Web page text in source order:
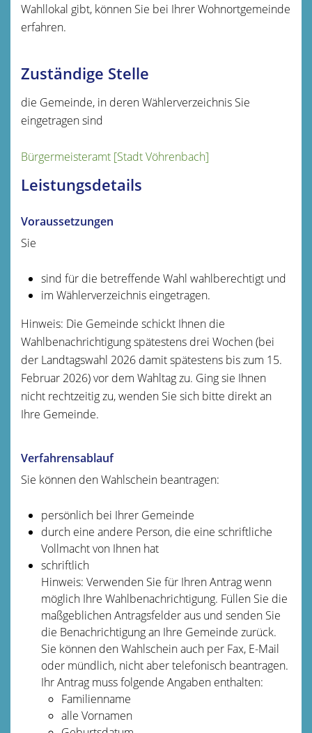
Wahllokal gibt, können Sie bei Ihrer Wohnortgemeinde
erfahren.
Zuständige Stelle
die Gemeinde, in deren Wählerverzeichnis Sie
eingetragen sind
Bürgermeisteramt [Stadt Vöhrenbach]
Leistungsdetails
Voraussetzungen
Sie
sind für die betreffende Wahl wahlberechtigt und
im Wählerverzeichnis eingetragen.
Hinweis: Die Gemeinde schickt Ihnen die
Wahlbenachrichtigung spätestens drei Wochen (bei
der Landtagswahl 2026 damit spätestens bis zum 15.
Februar 2026) vor dem Wahltag zu. Ging sie Ihnen
nicht rechtzeitig zu, wenden Sie sich bitte direkt an
Ihre Gemeinde.
Verfahrensablauf
Sie können den Wahlschein beantragen:
persönlich bei Ihrer Gemeinde
durch eine andere Person, die eine schriftliche
Vollmacht von Ihnen hat
schriftlich
Hinweis: Verwenden Sie für Ihren Antrag wenn
möglich Ihre Wahlbenachrichtigung. Füllen Sie die
maßgeblichen Antragsfelder aus und senden Sie
die Benachrichtigung an Ihre Gemeinde zurück.
Sie können den Wahlschein auch per Fax, E-Mail
oder mündlich, nicht aber telefonisch beantragen.
Ihr Antrag muss folgende Angaben enthalten:
Familienname
alle Vornamen